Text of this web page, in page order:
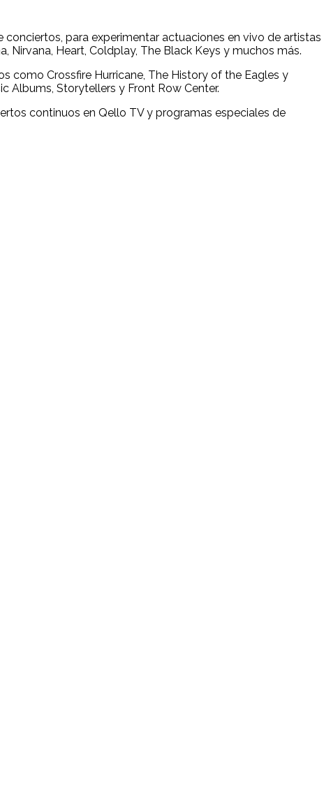
para experimentar actuaciones en vivo de artistas
Nirvana, Heart, Coldplay, The Black Keys y muchos más.
como Crossfire Hurricane, The History of the Eagles y
Albums, Storytellers y Front Row Center.
continuos en Qello TV y programas especiales de